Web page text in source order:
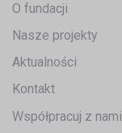
O fundacji
Nasze projekty
Aktualności
Kontakt
Współpracuj z nami